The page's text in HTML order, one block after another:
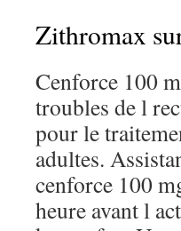
Zithromax
Cenforce 100
troubles de l
pour le
adultes.
cenforce 100
heure avant l